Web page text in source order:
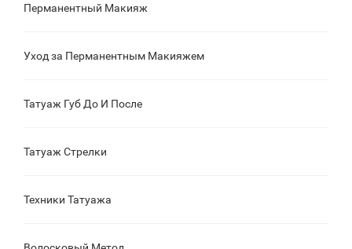
Перманентный Макияж
Уход за Перманентным Макияжем
Татуаж Губ До И После
Татуаж Стрелки
Техники Татуажа